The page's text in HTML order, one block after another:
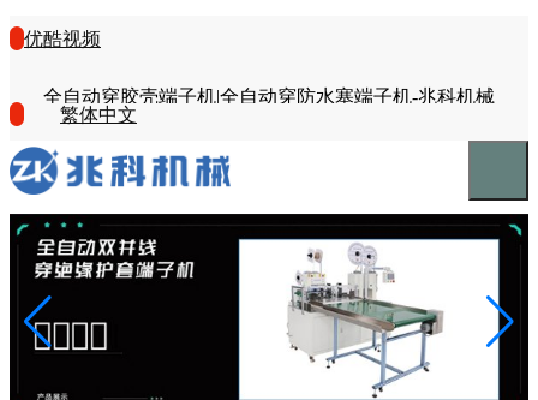
优酷视频
全自动穿胶壳端子机|全自动穿防水塞端子机-兆科机械
繁体中文